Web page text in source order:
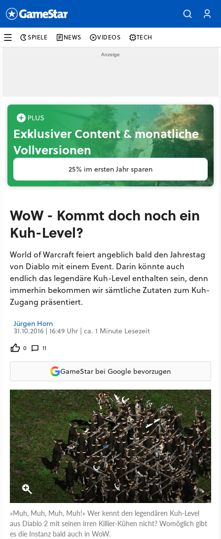
SPIELE NEWS VIDEOS TECH
Exklusiver Content & monatliche
Vollversionen
25% im ersten Jahr sparen
WoW - Kommt doch noch ein
Kuh-Level?
World of Warcraft feiert angeblich bald den Jahrestag
von Diablo mit einem Event. Darin könnte auch
endlich das legendäre Kuh-Level enthalten sein, denn
immerhin bekommen wir sämtliche Zutaten zum Kuh-
Zugang präsentiert.
Jürgen Horn
31.10.2016 | 16:49 Uhr | ca. 1 Minute Lesezeit
0 11
GameStar bei Google bevorzugen
»Muh, Muh, Muh, Muh!« Wer kennt den legendären Kuh-Level
aus Diablo 2 mit seinen irren Killier-Kühen nicht? Womöglich gibt
es die Instanz bald auch in WoW.